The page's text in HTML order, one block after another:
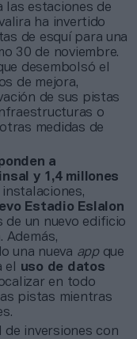
las estaciones de
ha invertido
de esquí para una
30 de noviembre.
desembolsó el
de mejora,
de sus pistas
o
medidas de
a
y 1,4 millones
Estadio Eslalon
de un nuevo edificio
Además,
una nueva appque
el uso de datos
en todo
pistas mientras
de inversiones con